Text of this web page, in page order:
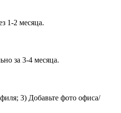
1-2 месяца.
за 3-4 месяца.
3) Добавьте фото офиса/